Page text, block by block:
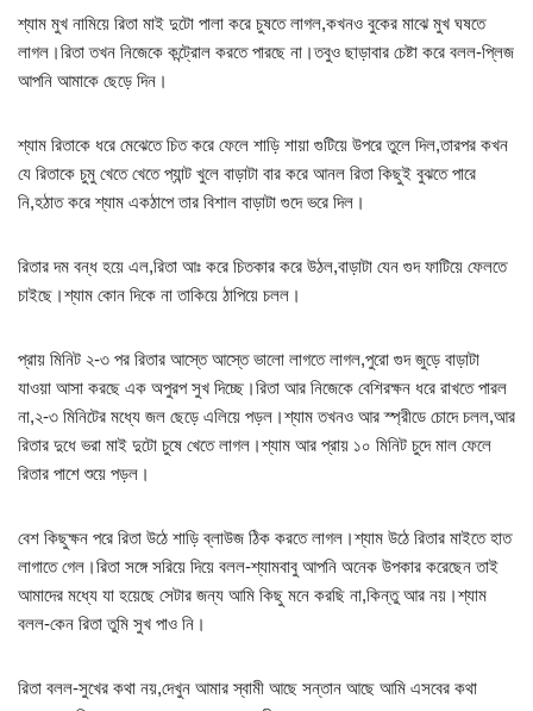
শ্যাম মুখ নামিয়ে রিতা মাই দুটো পালা করে চুষতে লাগল,কখনও বুকের মাঝে মুখ ঘষতে
লাগল।রিতা তখন নিজেকে কন্ট্রোল করতে পারছে না।তবুও ছাড়াবার চেষ্টা করে বলল-প্লিজ
আপনি আমাকে ছেড়ে দিন।
শ্যাম রিতাকে ধরে মেঝেতে চিত করে ফেলে শাড়ি শায়া গুটিয়ে উপরে তুলে দিল,তারপর কখন
যে রিতাকে চুমু খেতে খেতে প্যান্ট খুলে বাড়াটা বার করে আনল রিতা কিছুই বুঝতে পারে
নি,হঠাত করে শ্যাম একঠাপে তার বিশাল বাড়াটা গুদে ভরে দিল।
রিতার দম বন্ধ হয়ে এল,রিতা আঃ করে চিতকার করে উঠল,বাড়াটা যেন গুদ ফাটিয়ে ফেলতে
চাইছে।শ্যাম কোন দিকে না তাকিয়ে ঠাপিয়ে চলল।
প্রায় মিনিট ২-৩ পর রিতার আস্তে আস্তে ভালো লাগতে লাগল,পুরো গুদ জুড়ে বাড়াটা
যাওয়া আসা করছে এক অপুরপ সুখ দিচ্ছে।রিতা আর নিজেকে বেশিরক্ষন ধরে রাখতে পারল
না,২-৩ মিনিটের মধ্যে জল ছেড়ে এলিয়ে পড়ল।শ্যাম তখনও আর স্প্রীডে চোদে চলল,আর
রিতার দুধে ভরা মাই দুটো চুষে খেতে লাগল।শ্যাম আর প্রায় ১০ মিনিট চুদে মাল ফেলে
রিতার পাশে শুয়ে পড়ল।
বেশ কিছুক্ষন পরে রিতা উঠে শাড়ি ব্লাউজ ঠিক করতে লাগল।শ্যাম উঠে রিতার মাইতে হাত
লাগাতে গেল।রিতা সঙ্গে সরিয়ে দিয়ে বলল-শ্যামবাবু আপনি অনেক উপকার করেছেন তাই
আমাদের মধ্যে যা হয়েছে সেটার জন্য আমি কিছু মনে করছি না,কিন্তু আর নয়।শ্যাম
বলল-কেন রিতা তুমি সুখ পাও নি।
রিতা বলল-সুখের কথা নয়,দেখুন আমার স্বামী আছে সন্তান আছে আমি এসবের কথা